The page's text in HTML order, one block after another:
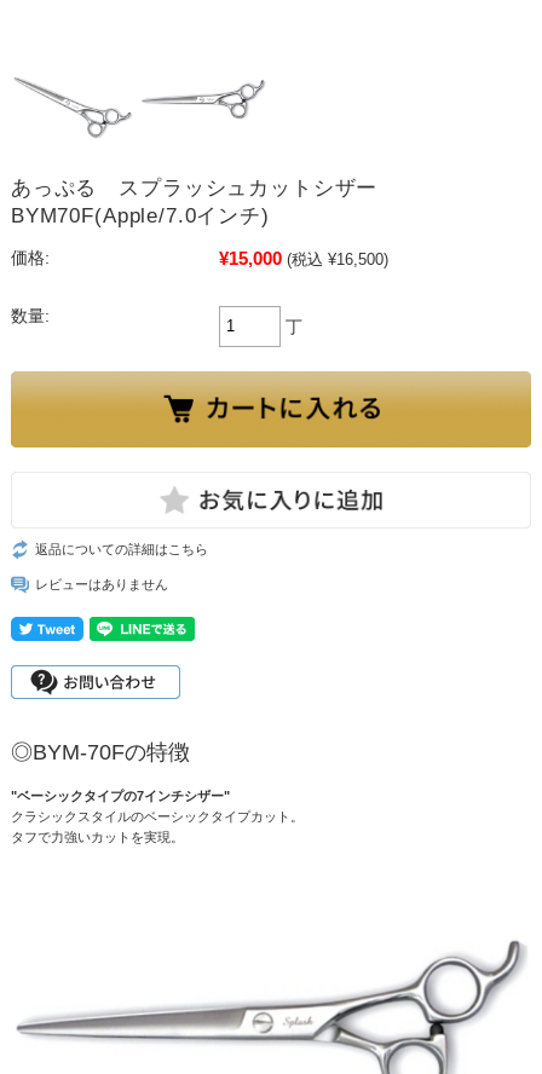
あっぷる スプラッシュカットシザー
BYM70F(Apple/7.0インチ)
価格: ¥15,000 (税込 ¥16,500)
数量:
丁
返品についての詳細はこちら
レビューはありません
◎BYM-70Fの特徴
"ベーシックタイプの7インチシザー"
クラシックスタイルのベーシックタイプカット。
タフで力強いカットを実現。